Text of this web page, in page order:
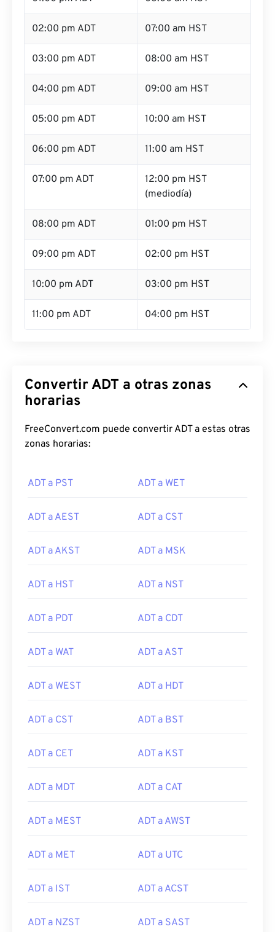
02:00 pm ADT 07:00 am HST
03:00 pm ADT 08:00 am HST
04:00 pm ADT 09:00 am HST
05:00 pm ADT 10:00 am HST
06:00 pm ADT 11:00 am HST
07:00 pm ADT
12:00 pm HST
(mediodía)
08:00 pm ADT 01:00 pm HST
09:00 pm ADT 02:00 pm HST
10:00 pm ADT 03:00 pm HST
11:00 pm ADT 04:00 pm HST
Convertir ADT a otras zonas
horarias
FreeConvert.com puede convertir ADT a estas otras
zonas horarias:
ADT a PST ADT a WET
ADT a AEST ADT a CST
ADT a AKST ADT a MSK
ADT a HST ADT a NST
ADT a PDT ADT a CDT
ADT a WAT ADT a AST
ADT a WEST ADT a HDT
ADT a CST ADT a BST
ADT a CET ADT a KST
ADT a MDT ADT a CAT
ADT a MEST ADT a AWST
ADT a MET ADT a UTC
ADT a IST ADT a ACST
ADT a NZST ADT a SAST